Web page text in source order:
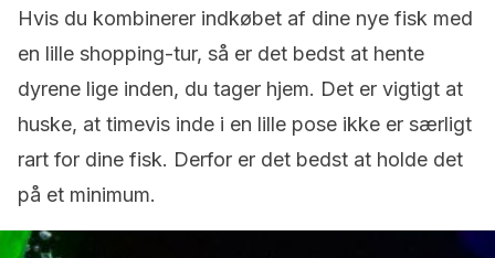
Hvis du kombinerer indkøbet af dine nye fisk med
en lille shopping-tur, så er det bedst at hente
dyrene lige inden, du tager hjem. Det er vigtigt at
huske, at timevis inde i en lille pose ikke er særligt
rart for dine fisk. Derfor er det bedst at holde det
på et minimum.